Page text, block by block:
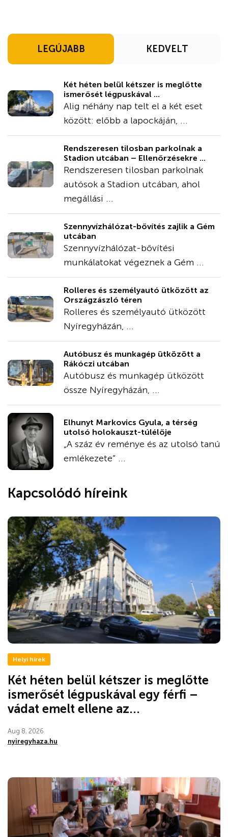
LEGÚJABB KEDVELT
Két héten belül kétszer is meglőtte
ismerősét légpuskával ...
Alig néhány nap telt el a két eset
között: előbb a lapockáján, ...
Rendszeresen tilosban parkolnak a
Stadion utcában – Ellenőrzésekre ...
Rendszeresen tilosban parkolnak
autósok a Stadion utcában, ahol
megállási ...
Szennyvízhálózat-bővítés zajlik a Gém
utcában
Szennyvízhálózat-bővítési
munkálatokat végeznek a Gém ...
Rolleres és személyautó ütközött az
Országzászló téren
Rolleres és személyautó ütközött
Nyíregyházán, ...
Autóbusz és munkagép ütközött a
Rákóczi utcában
Autóbusz és munkagép ütközött
össze Nyíregyházán, ...
Elhunyt Markovics Gyula, a térség
utolsó holokauszt-túlélője
„A száz év reménye és az utolsó tanú
emlékezete” ...
Kapcsolódó híreink
Helyi hírek
Két héten belül kétszer is meglőtte
ismerősét légpuskával egy férfi –
vádat emelt ellene az...
Aug 8, 2026
nyiregyhaza.hu